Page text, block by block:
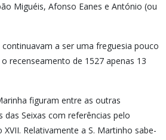
Miguéis, Afonso Eanes e António (ou
continuavam a ser uma freguesia pouco
recenseamento de 1527 apenas 13
figuram entre as outras
Seixas com referências pelo
Relativamente a S. Martinho sabe-